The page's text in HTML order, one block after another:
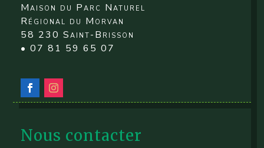
Maison du Parc Naturel
Régional du Morvan
58 230 Saint-Brisson
• 07 81 59 65 07
Nous contacter